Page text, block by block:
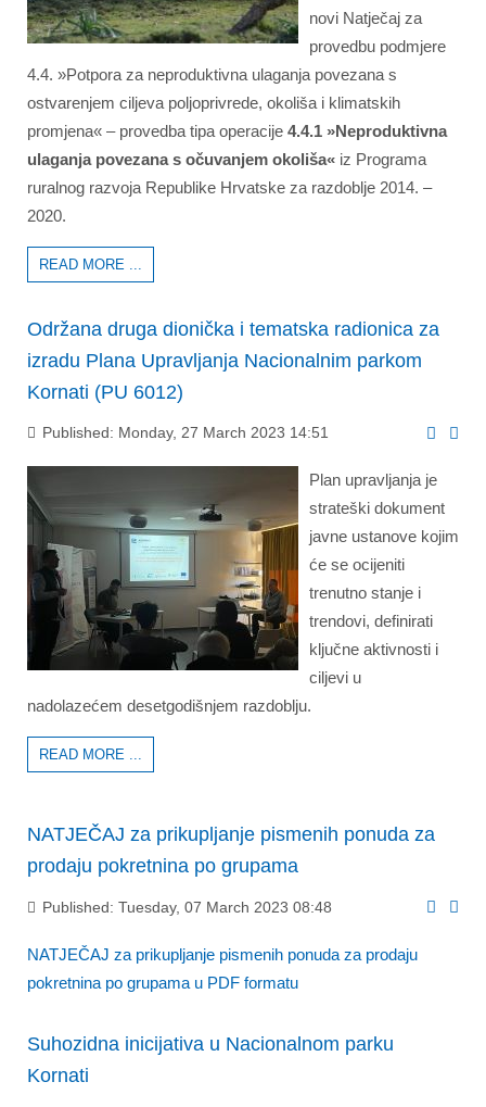
novi Natječaj za
provedbu podmjere
4.4. »Potpora za neproduktivna ulaganja povezana s
ostvarenjem ciljeva poljoprivrede, okoliša i klimatskih
promjena« – provedba tipa operacije 4.4.1 »Neproduktivna
ulaganja povezana s očuvanjem okoliša« iz Programa
ruralnog razvoja Republike Hrvatske za razdoblje 2014. –
2020.
READ MORE ...
Održana druga dionička i tematska radionica za
izradu Plana Upravljanja Nacionalnim parkom
Kornati (PU 6012)
Published: Monday, 27 March 2023 14:51
Plan upravljanja je
strateški dokument
javne ustanove kojim
će se ocijeniti
trenutno stanje i
trendovi, definirati
ključne aktivnosti i
ciljevi u
nadolazećem desetgodišnjem razdoblju.
READ MORE ...
NATJEČAJ za prikupljanje pismenih ponuda za
prodaju pokretnina po grupama
Published: Tuesday, 07 March 2023 08:48
NATJEČAJ za prikupljanje pismenih ponuda za prodaju
pokretnina po grupama u PDF formatu
Suhozidna inicijativa u Nacionalnom parku
Kornati